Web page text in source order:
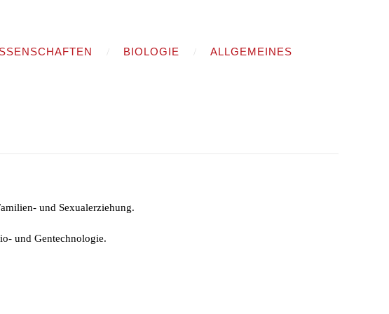
BIOLOGIE
ALLGEMEINES
und Sexualerziehung.
und Gentechnologie.